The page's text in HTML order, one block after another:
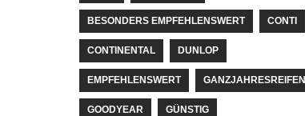
BESONDERS EMPFEHLENSWERT CONTI
CONTINENTAL DUNLOP
EMPFEHLENSWERT GANZJAHRESREIFEN
GOODYEAR GÜNSTIG